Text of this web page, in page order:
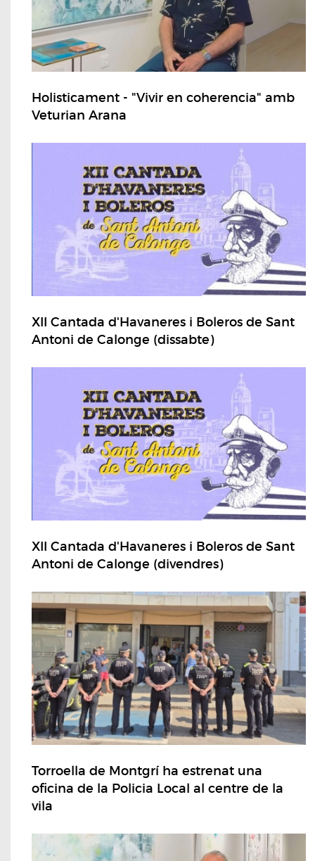
Holisticament - "Vivir en coherencia" amb
Veturian Arana
XII Cantada d'Havaneres i Boleros de Sant
Antoni de Calonge (dissabte)
XII Cantada d'Havaneres i Boleros de Sant
Antoni de Calonge (divendres)
Torroella de Montgrí ha estrenat una
oficina de la Policia Local al centre de la
vila